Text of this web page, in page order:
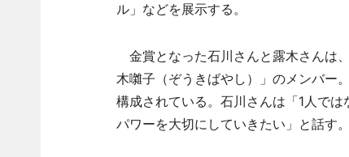
ル」などを展示する。
金賞となった石川さんと露木さんは
木囃子（ぞうきばやし）」のメンバー
構成されている。石川さんは「1人で
パワーを大切にしていきたい」と話す。